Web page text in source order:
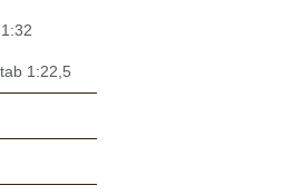
1:22,5